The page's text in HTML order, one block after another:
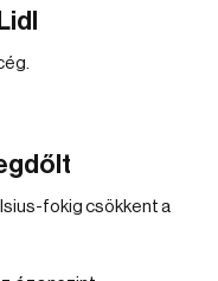
fokig csökkent a